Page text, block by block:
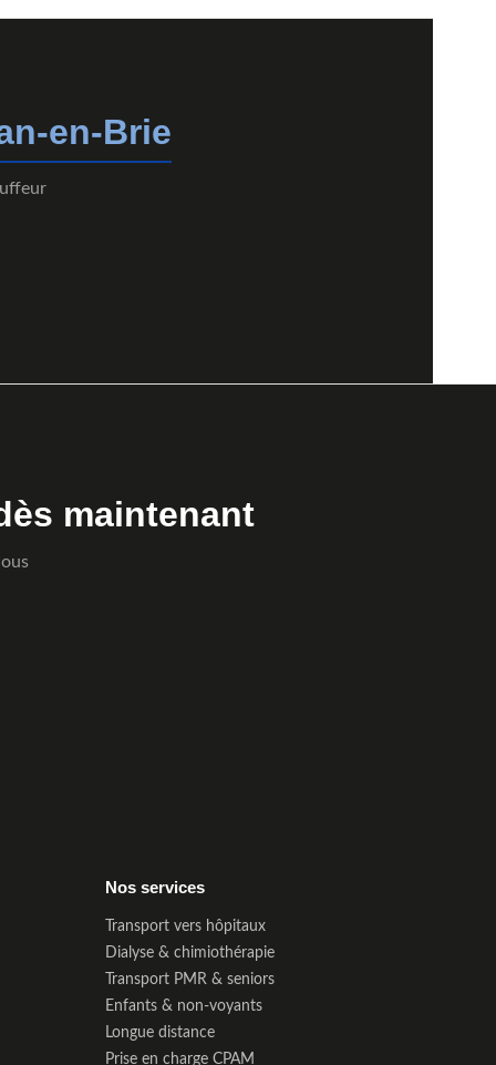
en-Brie
maintenant
Nos services
Transport vers hôpitaux
Dialyse & chimiothérapie
Transport PMR & seniors
Enfants & non-voyants
Longue distance
Prise en charge CPAM